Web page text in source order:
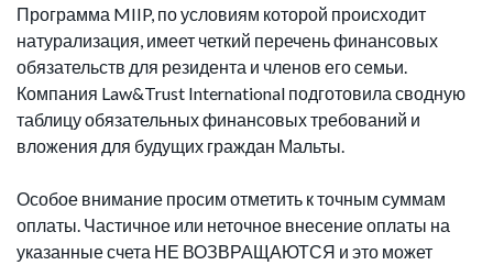
Программа MIIP, по условиям которой происходит
натурализация, имеет четкий перечень финансовых
обязательств для резидента и членов его семьи.
Компания Law&Trust International подготовила сводную
таблицу обязательных финансовых требований и
вложения для будущих граждан Мальты.
Особое внимание просим отметить к точным суммам
оплаты. Частичное или неточное внесение оплаты на
указанные счета НЕ ВОЗВРАЩАЮТСЯ и это может